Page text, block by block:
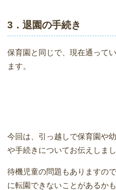
3．退園の手続き
保育園と同じで、現在通って
ます。
今回は、引っ越しで保育園や
や手続きについてお伝えしまし
待機児童の問題もありますの
に転園できないことがあるか